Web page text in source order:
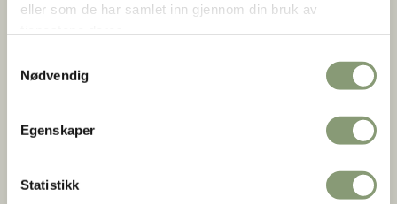
eller som de har samlet inn gjennom din bruk av
Nødvendig
Egenskaper
Statistikk